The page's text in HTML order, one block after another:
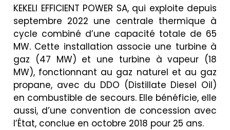
KEKELI EFFICIENT POWER SA, qui exploite depuis
septembre 2022 une centrale thermique à
cycle combiné d’une capacité totale de 65
MW. Cette installation associe une turbine à
gaz (47 MW) et une turbine à vapeur (18
MW), fonctionnant au gaz naturel et au gaz
propane, avec du DDO (Distillate Diesel Oil)
en combustible de secours. Elle bénéficie, elle
aussi, d’une convention de concession avec
l’État, conclue en octobre 2018 pour 25 ans.